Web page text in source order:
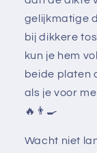
gelijkmatige
bij dikkere
kun je hem
beide platen
als je voor
🔥👨‍🍳
Wacht niet